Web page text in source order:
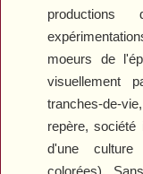
moeurs de
visuellement
tranches-de-
repère, société
d'une culture
colorées).